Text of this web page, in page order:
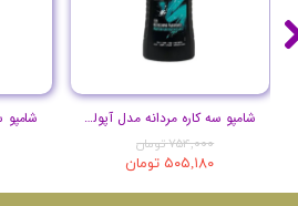
شامپو سه کاره مردانه مدل آپولو حجم 400 میل
۷۵۴,۰۰۰ تومان
۵۰۵,۱۸۰ تومان